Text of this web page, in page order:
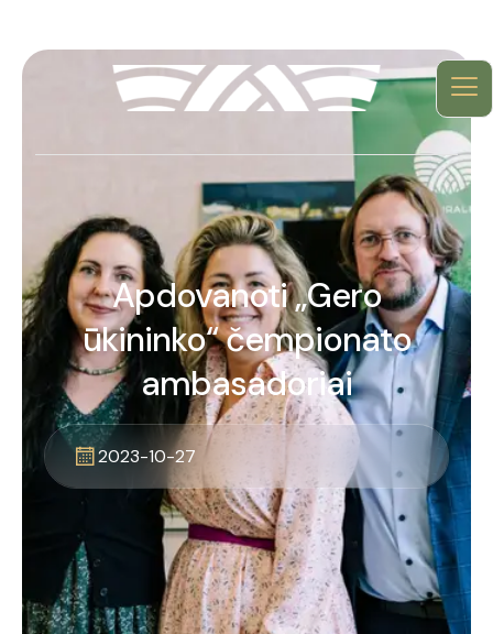
Apdovanoti „Gero
ūkininko“ čempionato
ambasadoriai
2023-10-27